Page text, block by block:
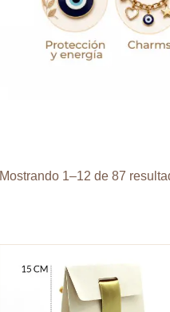
Mostrando 1–12 de 87